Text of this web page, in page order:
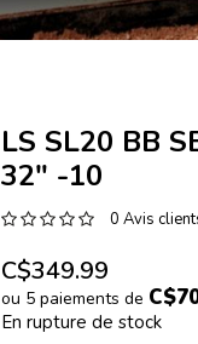
LS SL20 BB
32" -10
0 Avis
C$349.99
ou 5 paiements de
En rupture de stock